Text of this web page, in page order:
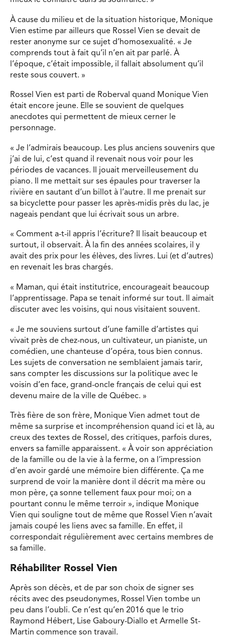
À cause du milieu et de la situation historique, Monique
Vien estime par ailleurs que Rossel Vien se devait de
rester anonyme sur ce sujet d’homosexualité. « Je
comprends tout à fait qu’il n’en ait par parlé. À
l’époque, c’était impossible, il fallait absolument qu’il
reste sous couvert. »
Rossel Vien est parti de Roberval quand Monique Vien
était encore jeune. Elle se souvient de quelques
anecdotes qui permettent de mieux cerner le
personnage.
« Je l’admirais beaucoup. Les plus anciens souvenirs que
j’ai de lui, c’est quand il revenait nous voir pour les
périodes de vacances. Il jouait merveilleusement du
piano. Il me mettait sur ses épaules pour traverser la
rivière en sautant d’un billot à l’autre. Il me prenait sur
sa bicyclette pour passer les après-midis près du lac, je
nageais pendant que lui écrivait sous un arbre.
« Comment a-t-il appris l’écriture? Il lisait beaucoup et
surtout, il observait. À la fin des années scolaires, il y
avait des prix pour les élèves, des livres. Lui (et d’autres)
en revenait les bras chargés.
« Maman, qui était institutrice, encourageait beaucoup
l’apprentissage. Papa se tenait informé sur tout. Il aimait
discuter avec les voisins, qui nous visitaient souvent.
« Je me souviens surtout d’une famille d’artistes qui
vivait près de chez-nous, un cultivateur, un pianiste, un
comédien, une chanteuse d’opéra, tous bien connus.
Les sujets de conversation ne semblaient jamais tarir,
sans compter les discussions sur la politique avec le
voisin d’en face, grand-oncle français de celui qui est
devenu maire de la ville de Québec. »
Très fière de son frère, Monique Vien admet tout de
même sa surprise et incompréhension quand ici et là, au
creux des textes de Rossel, des critiques, parfois dures,
envers sa famille apparaissent. « À voir son appréciation
de la famille ou de la vie à la ferme, on a l’impression
d’en avoir gardé une mémoire bien différente. Ça me
surprend de voir la manière dont il décrit ma mère ou
mon père, ça sonne tellement faux pour moi; on a
pourtant connu le même terroir », indique Monique
Vien qui souligne tout de même que Rossel Vien n’avait
jamais coupé les liens avec sa famille. En effet, il
correspondait régulièrement avec certains membres de
sa famille.
Réhabiliter Rossel Vien
Après son décès, et de par son choix de signer ses
récits avec des pseudonymes, Rossel Vien tombe un
peu dans l’oubli. Ce n’est qu’en 2016 que le trio
Raymond Hébert, Lise Gaboury-Diallo et Armelle St-
Martin commence son travail.